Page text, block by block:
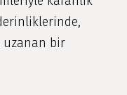
uzanan bir